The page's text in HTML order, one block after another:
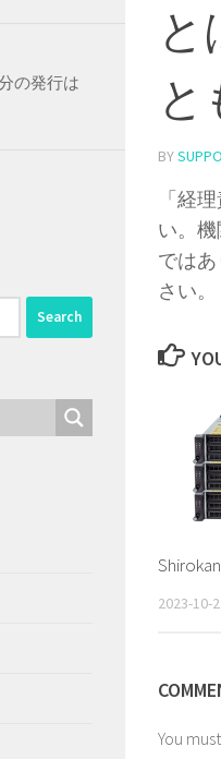
BY
「経
い。
では
さい。
2023-10-
You
の発行は